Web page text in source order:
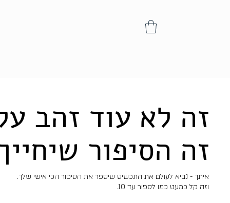
זה לא עוד זהב
זה הסיפור
איתך - נביא לעולם את התכשיט שיספר את הסיפור הכי אישי שלך.
וזה קל כמעט כמו לספור עד 10.